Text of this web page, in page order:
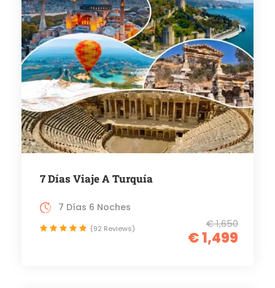
7 Días Viaje A Turquía
€ 1,650
€ 1,499
7 Días 6 Noches
(92 Reviews)